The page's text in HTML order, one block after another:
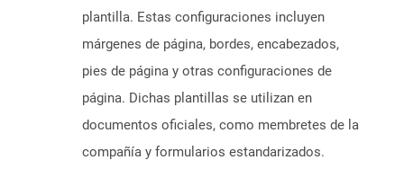
plantilla. Estas configuraciones incluyen
márgenes de página, bordes, encabezados,
pies de página y otras configuraciones de
página. Dichas plantillas se utilizan en
documentos oficiales, como membretes de la
compañía y formularios estandarizados.